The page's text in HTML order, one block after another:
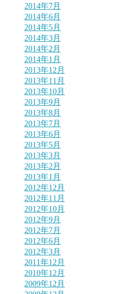
2014年7月
2014年6月
2014年5月
2014年3月
2014年2月
2014年1月
2013年12月
2013年11月
2013年10月
2013年9月
2013年8月
2013年7月
2013年6月
2013年5月
2013年3月
2013年2月
2013年1月
2012年12月
2012年11月
2012年10月
2012年9月
2012年7月
2012年6月
2012年3月
2011年12月
2010年12月
2009年12月